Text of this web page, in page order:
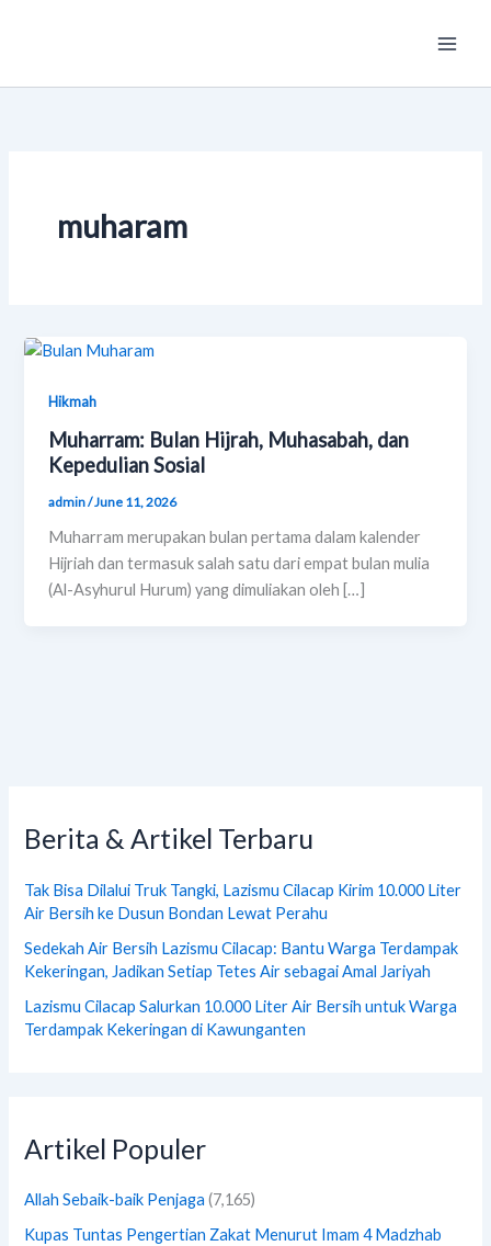
Menu
muharam
Hikmah
Muharram: Bulan Hijrah, Muhasabah, dan
Kepedulian Sosial
admin/June 11, 2026
Muharram merupakan bulan pertama dalam kalender
Hijriah dan termasuk salah satu dari empat bulan mulia
(Al-Asyhurul Hurum) yang dimuliakan oleh […]
Berita & Artikel Terbaru
Tak Bisa Dilalui Truk Tangki, Lazismu Cilacap Kirim 10.000 Liter
Air Bersih ke Dusun Bondan Lewat Perahu
Sedekah Air Bersih Lazismu Cilacap: Bantu Warga Terdampak
Kekeringan, Jadikan Setiap Tetes Air sebagai Amal Jariyah
Lazismu Cilacap Salurkan 10.000 Liter Air Bersih untuk Warga
Terdampak Kekeringan di Kawunganten
Artikel Populer
Allah Sebaik-baik Penjaga (7,165)
Kupas Tuntas Pengertian Zakat Menurut Imam 4 Madzhab